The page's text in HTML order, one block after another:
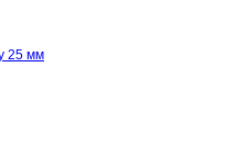
25 мм